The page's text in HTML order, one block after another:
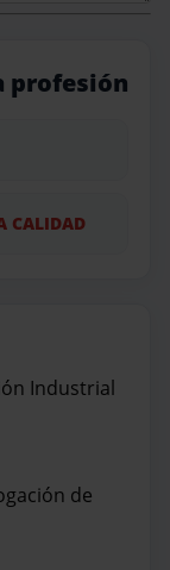
profesión
CALIDAD
Industrial
de